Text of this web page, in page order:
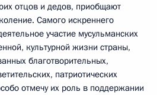
отцов и дедов, приобщают
Самого искреннего
участие мусульманских
культурной жизни страны,
благотворительных,
патриотических
отмечу их роль в поддержании